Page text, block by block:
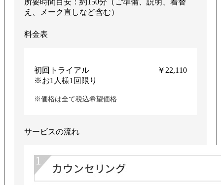
え、メーク直しなど含む）
料金表
初回トライアル
※お1人様1回限り
￥22,110
※価格は全て税込希望価格
サービスの流れ